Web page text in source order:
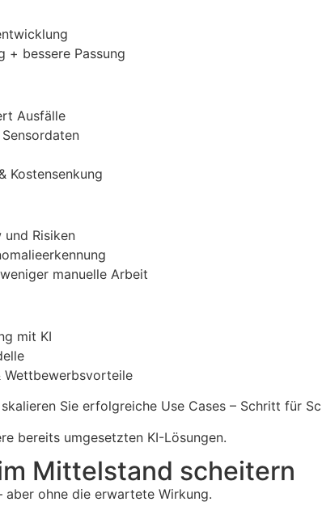
+ bessere Passung
Ausfälle
Kostensenkung
Risiken
manuelle Arbeit
mit KI
Wettbewerbsvorteile
skalieren Sie erfolgreiche Use Cases – Schritt für
bereits umgesetzten KI-Lösungen.
Mittelstand scheitern
aber ohne die erwartete Wirkung.